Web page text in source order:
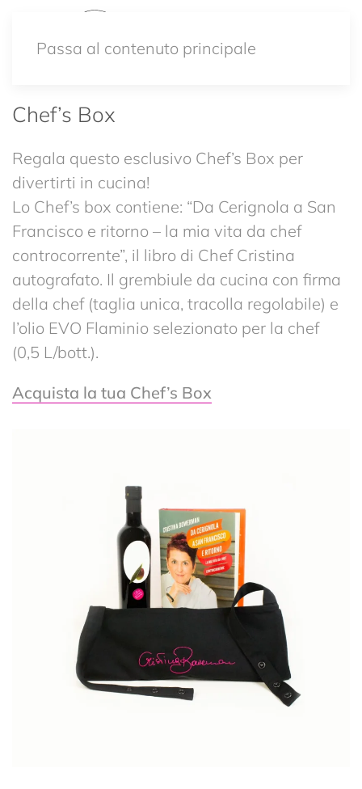
Passa al contenuto principale
Chef’s Box
Regala questo esclusivo Chef’s Box per
divertirti in cucina!
Lo Chef’s box contiene: “Da Cerignola a San
Francisco e ritorno – la mia vita da chef
controcorrente”, il libro di Chef Cristina
autografato. Il grembiule da cucina con firma
della chef (taglia unica, tracolla regolabile) e
l’olio EVO Flaminio selezionato per la chef
(0,5 L/bott.).
Acquista la tua Chef’s Box